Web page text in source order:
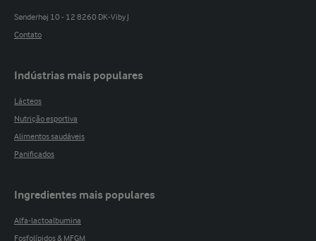
Sønderhøj 10 - 12 8260 DK-Viby J
Contato
Indústrias mais populares
Lácteos
Nutrição esportiva
Alimentos saudáveis
Panificados
Ingredientes mais populares
Alfa-lactoalbumina
Fosfolípidos & MFGM